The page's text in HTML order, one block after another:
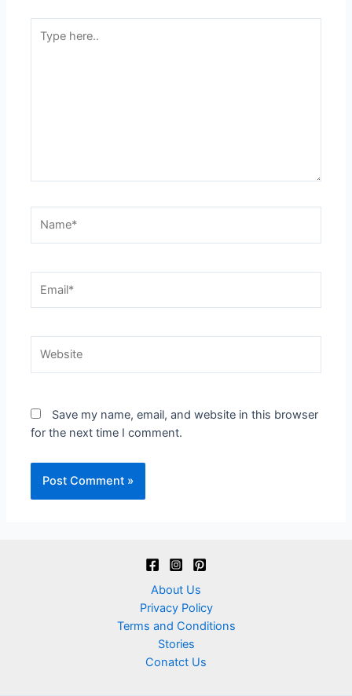
here..
Save my name, email, and website in this browser
for the next time I comment.
About Us
Privacy Policy
Terms and Conditions
Stories
Conatct Us